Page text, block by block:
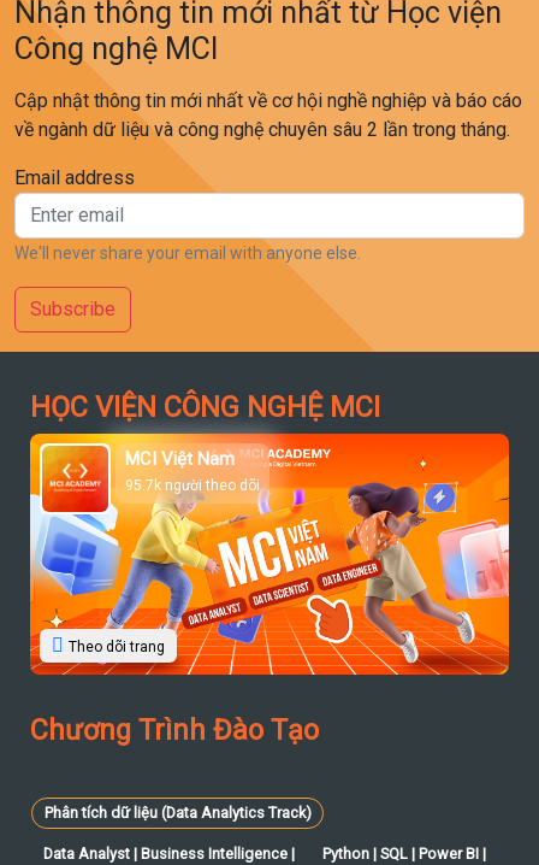
Nhận thông tin mới nhất từ Học viện
Công nghệ MCI
Cập nhật thông tin mới nhất về cơ hội nghề nghiệp và báo cáo
về ngành dữ liệu và công nghệ chuyên sâu 2 lần trong tháng.
Email address
We'll never share your email with anyone else.
Subscribe
HỌC VIỆN CÔNG NGHỆ MCI
MCI Việt Nam
95.7k người theo dõi
Theo dõi trang
Chương Trình Đào Tạo
Phân tích dữ liệu (Data Analytics Track)
Data Analyst | Business Intelligence |
Python | SQL | Power BI |